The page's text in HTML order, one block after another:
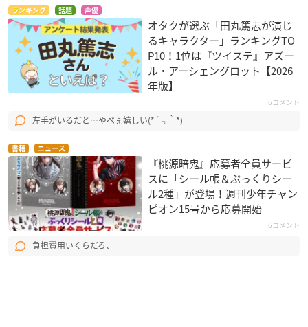
ランキング 話題 声優
オタクが選ぶ「田丸篤志が演じ
るキャラクター」ランキングTO
P10！1位は『ツイステ』アズー
ル・アーシェングロット【2026
年版】
6コメント
左手がいるだと…やべぇ嬉しい(*´﹃｀*)
書籍 ニュース
『桃源暗鬼』応募者全員サービ
スに「シール帳＆ぷっくりシー
ル2種」が登場！週刊少年チャン
ピオン15号から応募開始
6コメント
負担費用いくらだろ、